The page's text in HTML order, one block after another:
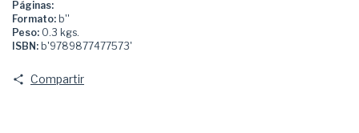
Páginas:
Formato: b''
Peso: 0.3 kgs.
ISBN: b'9789877477573'
Compartir